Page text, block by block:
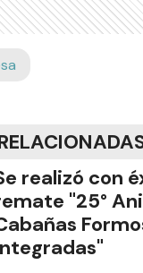
realizó con
"25°